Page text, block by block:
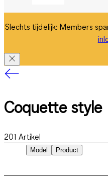
Slechts tijdelijk: Members
Coquette style
201 Artikel
Model
Product